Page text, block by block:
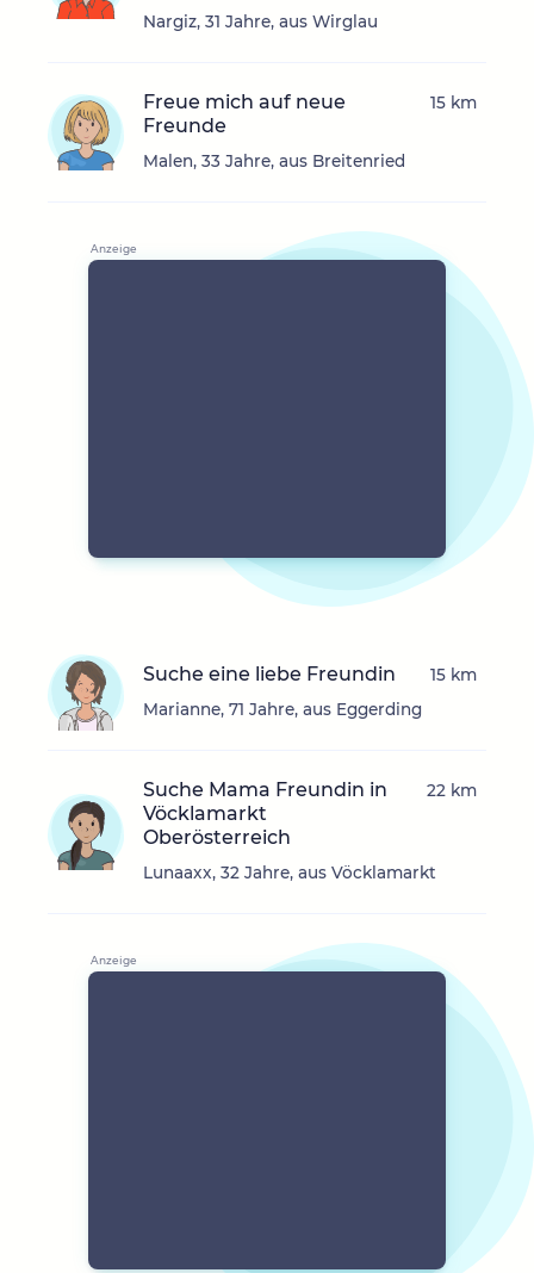
Nargiz, 31 Jahre, aus Wirglau
Freue mich auf neue
Freunde
Malen, 33 Jahre, aus Breitenried
15 km
Suche eine liebe Freundin
Marianne, 71 Jahre, aus Eggerding
15 km
Suche Mama Freundin in
Vöcklamarkt
Oberösterreich
Lunaaxx, 32 Jahre, aus Vöcklamarkt
22 km